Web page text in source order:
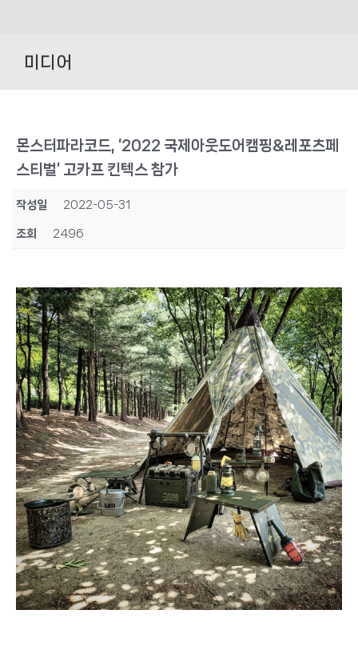
content미디어
몬스터파라코드, ‘2022 국제아웃도어캠핑&레포츠페
스티벌’ 고카프 킨텍스 참가
작성일 2022-05-31
조회 2496